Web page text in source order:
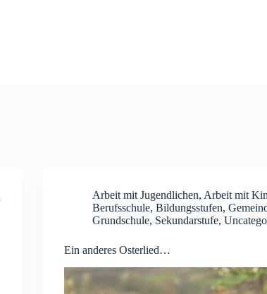
Arbeit mit Jugendlichen, Arbeit mit
Berufsschule,Bildungsstufen,
Grundschule, Sekundarstufe,
Ein anderes Osterlied…